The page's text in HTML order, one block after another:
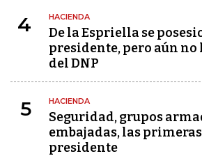
4 HACIENDA
De la Espriella se
presidente, pero aún
del DNP
5 HACIENDA
Seguridad, grupos
embajadas, las
presidente